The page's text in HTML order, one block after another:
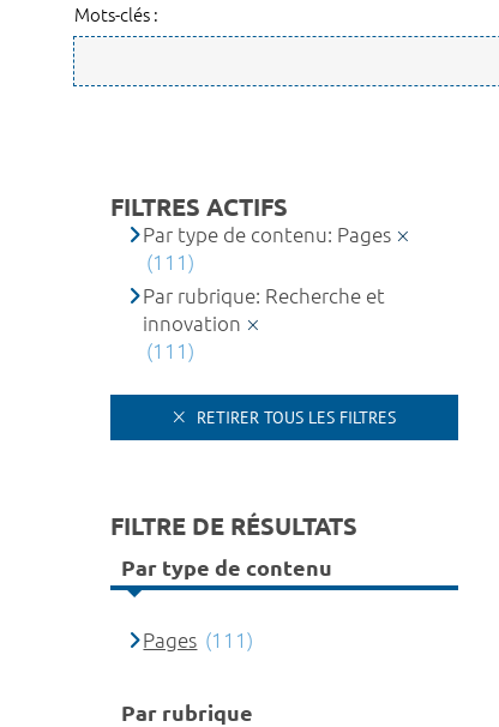
Mots-clés :
FILTRES ACTIFS
Par type de contenu: Pages
(111)
Par rubrique: Recherche et
innovation
(111)
RETIRER TOUS LES FILTRES
FILTRE DE RÉSULTATS
Par type de contenu
Pages (111)
Par rubrique